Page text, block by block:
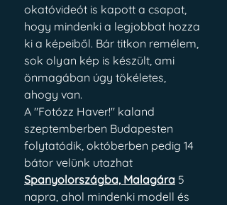
okatóvideót is kapott a csapat,
hogy mindenki a legjobbat hozza
ki a képeiből. Bár titkon remélem,
sok olyan kép is készült, ami
önmagában úgy tökéletes,
ahogy van.
A "Fotózz Haver!" kaland
szeptemberben Budapesten
folytatódik, októberben pedig 14
bátor velünk utazhat
Spanyolországba, Malagára 5
napra, ahol mindenki modell és